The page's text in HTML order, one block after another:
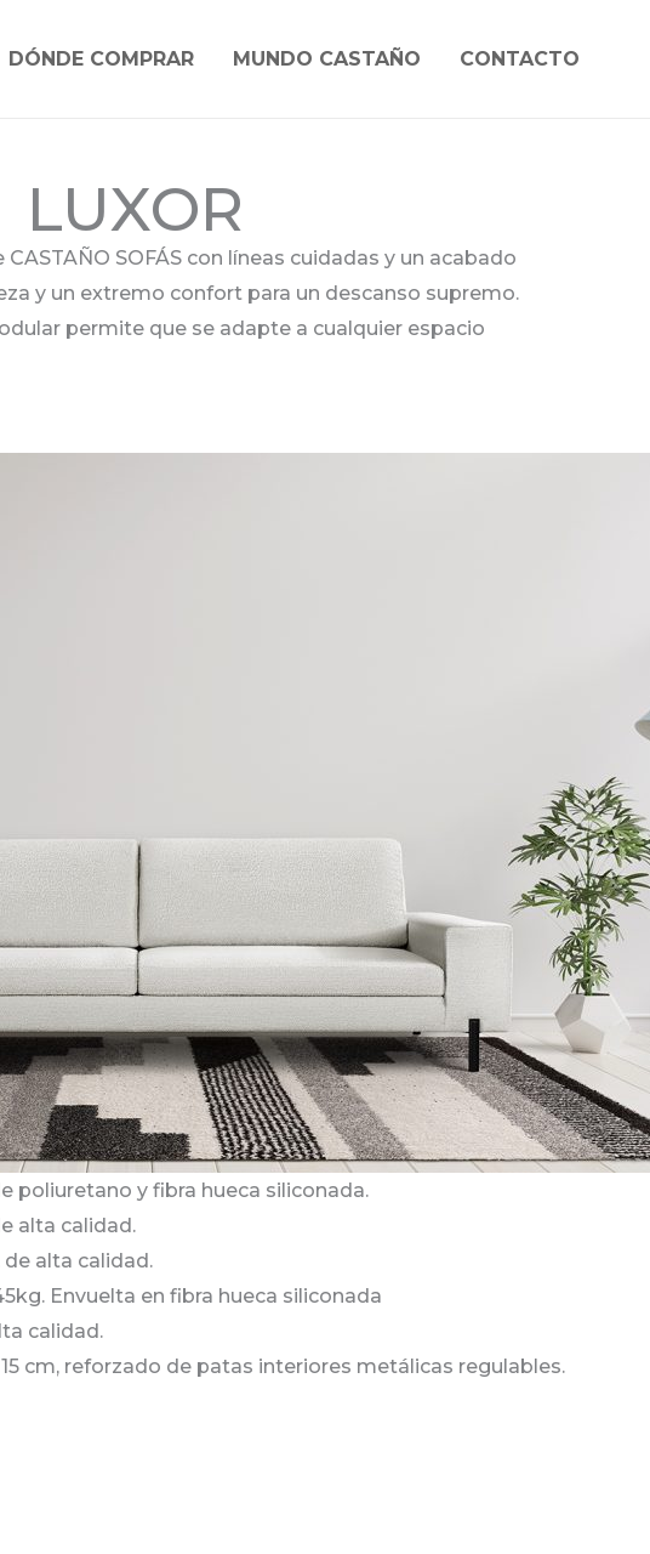
DÓNDE COMPRAR MUNDO CASTAÑO CONTACTO
LUXOR
SOFÁS con líneas cuidadas y un acabado
y un extremo confort para un descanso supremo.
permite que se adapte a cualquier espacio
poliuretano y fibra hueca siliconada.
alta calidad.
de alta calidad.
Envuelta en fibra hueca siliconada
calidad.
cm, reforzado de patas interiores metálicas regulables.